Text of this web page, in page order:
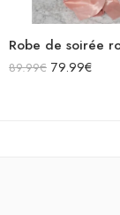
89.99€ 79.99€